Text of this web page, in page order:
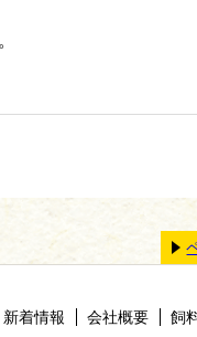
新着情報 会社概要 飼